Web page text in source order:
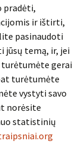
pradėti,
ir ištirti,
pasinaudoti
jūsų temą, ir, jei
gerai
turėtumėte
vystyti savo
norėsite
statistinių